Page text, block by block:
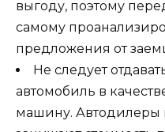
выгоду, поэтому
самому
предложения от
Не следует
автомобиль в
машину. Автодилеры